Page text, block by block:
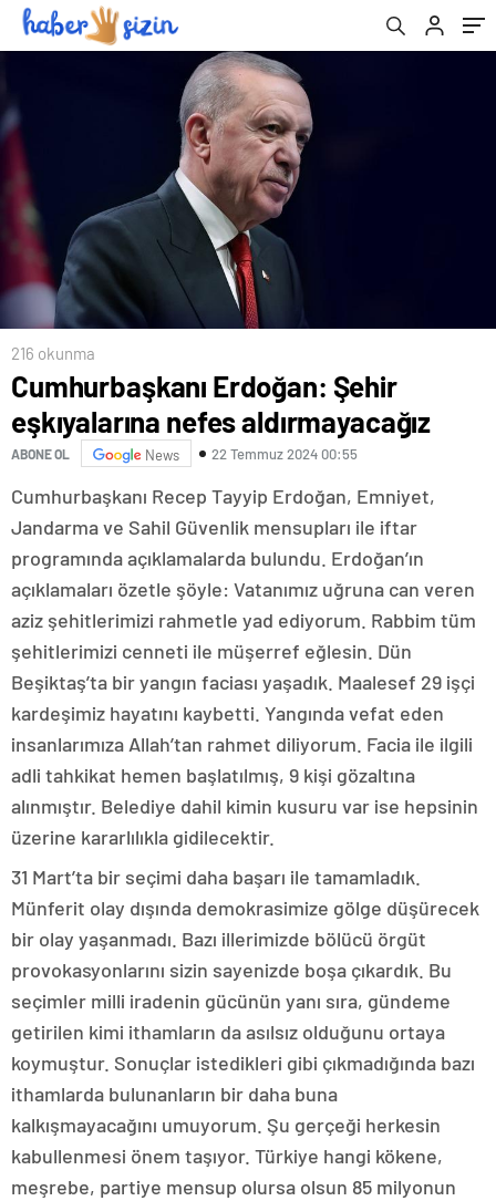
216 okunma
Cumhurbaşkanı Erdoğan: Şehir
eşkıyalarına nefes aldırmayacağız
ABONE OL News 22 Temmuz 2024 00:55
Cumhurbaşkanı Recep Tayyip Erdoğan, Emniyet,
Jandarma ve Sahil Güvenlik mensupları ile iftar
programında açıklamalarda bulundu. Erdoğan’ın
açıklamaları özetle şöyle: Vatanımız uğruna can veren
aziz şehitlerimizi rahmetle yad ediyorum. Rabbim tüm
şehitlerimizi cenneti ile müşerref eğlesin. Dün
Beşiktaş’ta bir yangın faciası yaşadık. Maalesef 29 işçi
kardeşimiz hayatını kaybetti. Yangında vefat eden
insanlarımıza Allah’tan rahmet diliyorum. Facia ile ilgili
adli tahkikat hemen başlatılmış, 9 kişi gözaltına
alınmıştır. Belediye dahil kimin kusuru var ise hepsinin
üzerine kararlılıkla gidilecektir.
31 Mart’ta bir seçimi daha başarı ile tamamladık.
Münferit olay dışında demokrasimize gölge düşürecek
bir olay yaşanmadı. Bazı illerimizde bölücü örgüt
provokasyonlarını sizin sayenizde boşa çıkardık. Bu
seçimler milli iradenin gücünün yanı sıra, gündeme
getirilen kimi ithamların da asılsız olduğunu ortaya
koymuştur. Sonuçlar istedikleri gibi çıkmadığında bazı
ithamlarda bulunanların bir daha buna
kalkışmayacağını umuyorum. Şu gerçeği herkesin
kabullenmesi önem taşıyor. Türkiye hangi kökene,
meşrebe, partiye mensup olursa olsun 85 milyonun